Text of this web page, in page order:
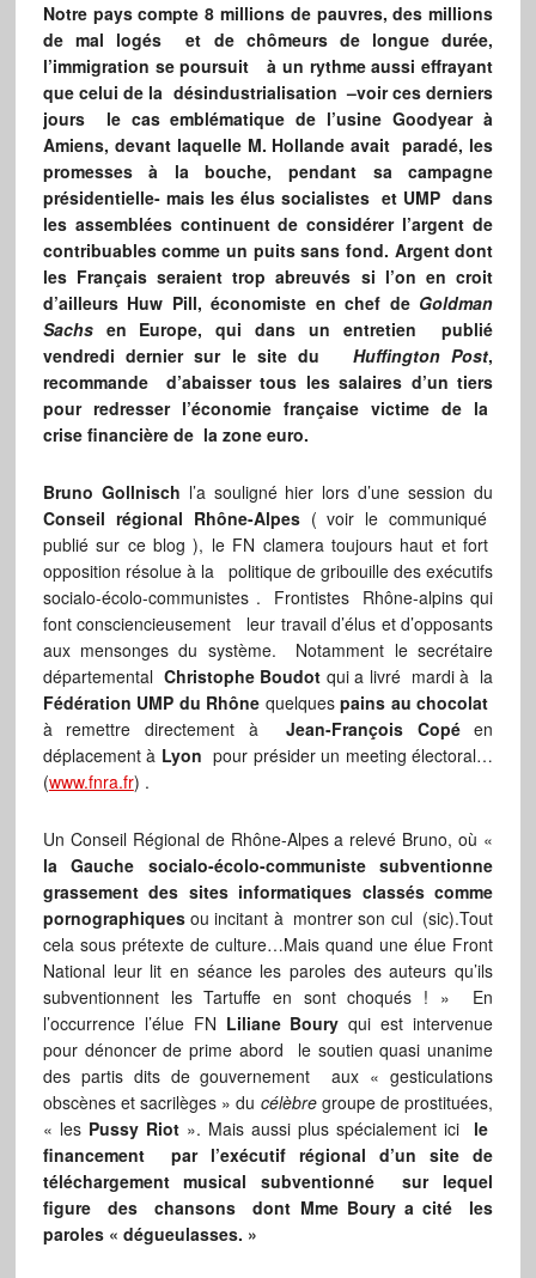
Notre pays compte 8 millions de pauvres, des millions
de mal logés et de chômeurs de longue durée,
l’immigration se poursuit à un rythme aussi effrayant
que celui de la désindustrialisation –voir ces derniers
jours le cas emblématique de l’usine Goodyear à
Amiens, devant laquelle M. Hollande avait paradé, les
promesses à la bouche, pendant sa campagne
présidentielle- mais les élus socialistes et UMP dans
les assemblées continuent de considérer l’argent de
contribuables comme un puits sans fond. Argent dont
les Français seraient trop abreuvés si l’on en croit
d’ailleurs Huw Pill, économiste en chef de Goldman
Sachsen Europe, qui dans un entretien publié
vendredi dernier sur le site du Huffington Post,
recommande d’abaisser tous les salaires d’un tiers
pour redresser l’économie française victime de la
crise financière de la zone euro.
Bruno Gollnisch l’a souligné hier lors d’une session du
Conseil régional Rhône-Alpes( voir le communiqué
publié sur ce blog ), le FN clamera toujours haut et fort
opposition résolue à la politique de gribouille des exécutifs
socialo-écolo-communistes . Frontistes Rhône-alpins qui
font consciencieusement leur travail d’élus et d’opposants
aux mensonges du système. Notamment le secrétaire
départemental Christophe Boudot qui a livré mardi à la
Fédération UMP du Rhône quelquespains au chocolat
à remettre directement à Jean-François Copéen
déplacement à Lyon pour présider un meeting électoral…
(www.fnra.fr) .
Un Conseil Régional de Rhône-Alpes a relevé Bruno, où «
la Gauche socialo-écolo-communiste subventionne
grassement des sites informatiques classés comme
pornographiquesou incitant à montrer son cul (sic).Tout
cela sous prétexte de culture…Mais quand une élue Front
National leur lit en séance les paroles des auteurs qu’ils
subventionnent les Tartuffe en sont choqués ! » En
l’occurrence l’élue FN Liliane Boury qui est intervenue
pour dénoncer de prime abord le soutien quasi unanime
des partis dits de gouvernement aux « gesticulations
obscènes et sacrilèges » du célèbregroupe de prostituées,
« les Pussy Riot». Mais aussi plus spécialement ici
le
financement par l’exécutif régional d’un site de
téléchargement musical subventionné sur lequel
figure des chansons dont Mme Boury a cité les
paroles « dégueulasses. »